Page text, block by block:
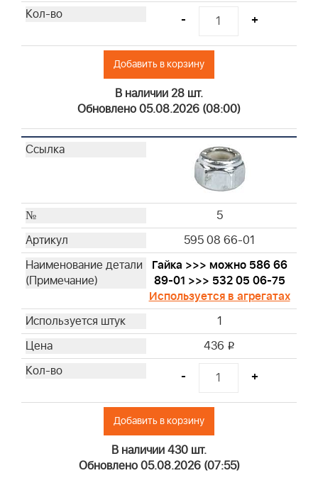
- +
Добавить в корзину
В наличии 28 шт.
Обновлено 05.08.2026 (08:00)
5
595 08 66-01
Гайка >>> можно 586 66
89-01 >>> 532 05 06-75
Используется в агрегатах
1
436 i
- +
Добавить в корзину
В наличии 430 шт.
Обновлено 05.08.2026 (07:55)